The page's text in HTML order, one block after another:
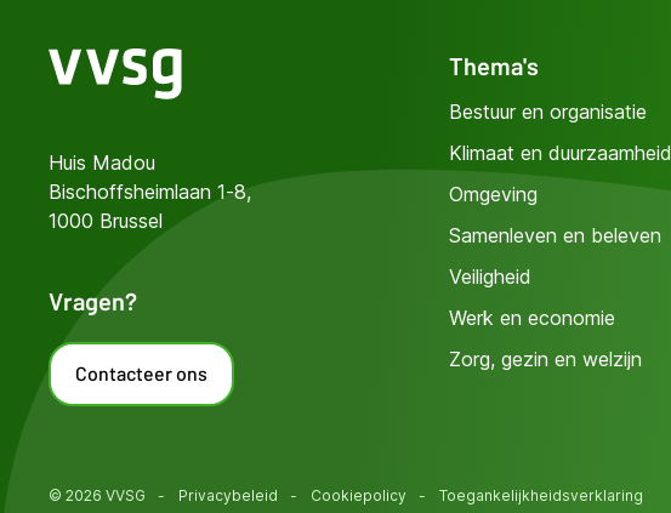
Huis Madou
Bischoffsheimlaan 1-8,
1000 Brussel
Vragen?
Contacteer ons
Thema's
Bestuur en organisatie
Klimaat en duurzaamheid
Omgeving
Samenleven en beleven
Veiligheid
Werk en economie
Zorg, gezin en welzijn
© 2026 VVSG - Privacybeleid - Cookiepolicy - Toegankelijkheidsverklaring